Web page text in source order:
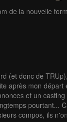
de la nouvelle
(et donc de
après mon départ
et un
pourtant...
compos, ils